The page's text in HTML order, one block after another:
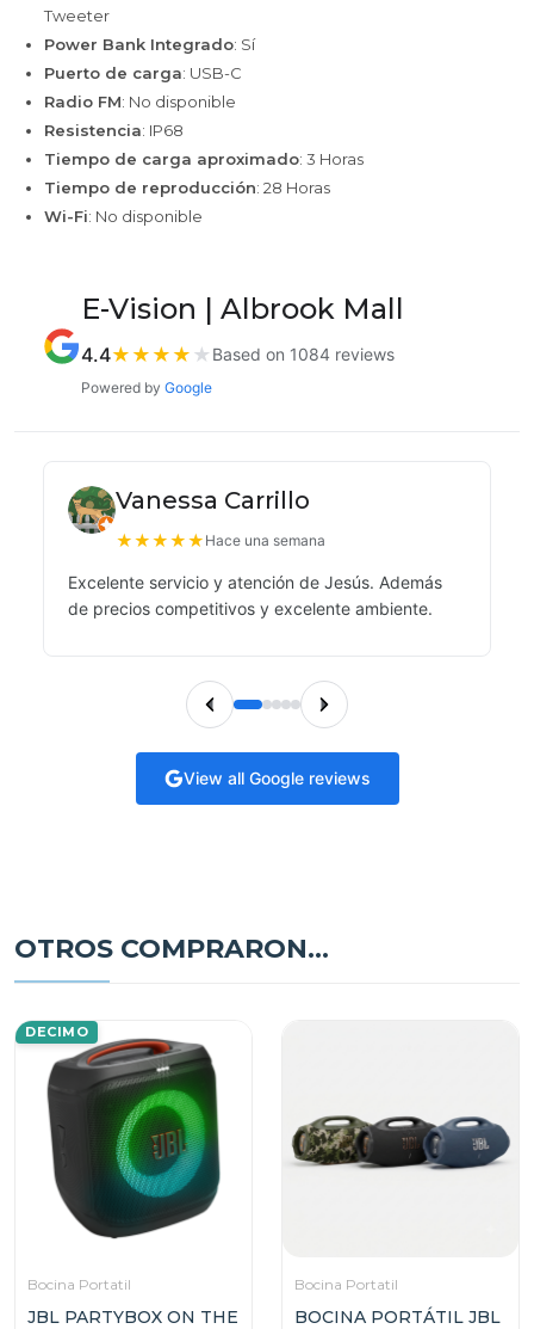
Tweeter
Power Bank Integrado: Sí
Puerto de carga: USB-C
Radio FM: No disponible
Resistencia: IP68
Tiempo de carga aproximado: 3 Horas
Tiempo de reproducción: 28 Horas
Wi-Fi: No disponible
E-Vision | Albrook Mall
4.4★ ★ ★ ★ ★ Based on 1084 reviews
Powered by Google
Vanessa Carrillo
★★★★★ Hace una semana
Excelente servicio y atención de Jesús. Además
de precios competitivos y excelente ambiente.
View all Google reviews
OTROS COMPRARON...
DECIMO
Bocina Portatil
JBL PARTYBOX ON THE
Bocina Portatil
BOCINA PORTÁTIL JBL